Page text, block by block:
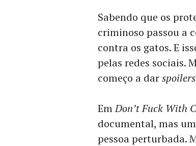
Sabendo que os
criminoso passou a
contra os gatos. E
pelas redes sociais.
começo a dar
EmDon’t Fuck With
documental, mas
pessoa perturbada.